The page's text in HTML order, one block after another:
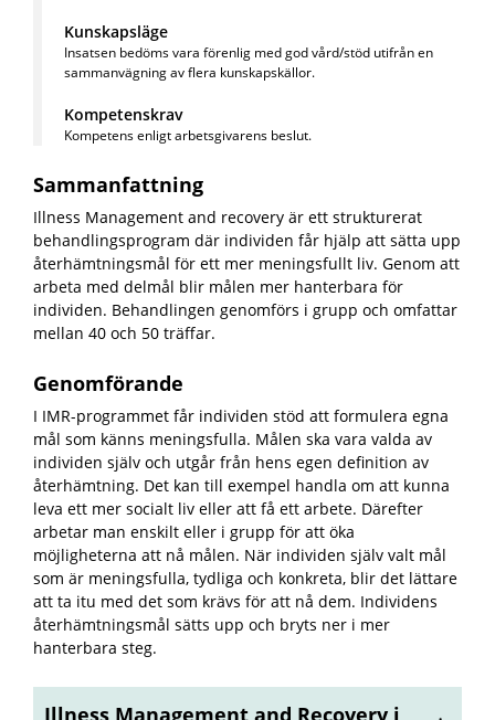
Kunskapsläge
Insatsen bedöms vara förenlig med god vård/stöd utifrån en
sammanvägning av flera kunskapskällor.
Kompetenskrav
Kompetens enligt arbetsgivarens beslut.
Sammanfattning
Illness Management and recovery är ett strukturerat
behandlingsprogram där individen får hjälp att sätta upp
återhämtningsmål för ett mer meningsfullt liv. Genom att
arbeta med delmål blir målen mer hanterbara för
individen. Behandlingen genomförs i grupp och omfattar
mellan 40 och 50 träffar.
Genomförande
I IMR-programmet får individen stöd att formulera egna
mål som känns meningsfulla. Målen ska vara valda av
individen själv och utgår från hens egen definition av
återhämtning. Det kan till exempel handla om att kunna
leva ett mer socialt liv eller att få ett arbete. Därefter
arbetar man enskilt eller i grupp för att öka
möjligheterna att nå målen. När individen själv valt mål
som är meningsfulla, tydliga och konkreta, blir det lättare
att ta itu med det som krävs för att nå dem. Individens
återhämtningsmål sätts upp och bryts ner i mer
hanterbara steg.
Illness Management and Recovery i